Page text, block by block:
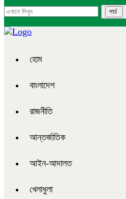
হোম
বাংলাদেশ
রাজনীতি
আন্তর্জাতিক
আইন-আদালত
খেলাধুলা